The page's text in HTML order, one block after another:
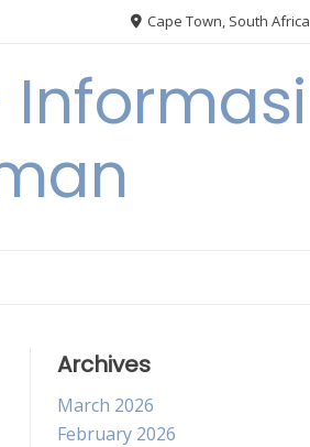
Cape Town, South Africa
Informasi
Archives
March 2026
February 2026